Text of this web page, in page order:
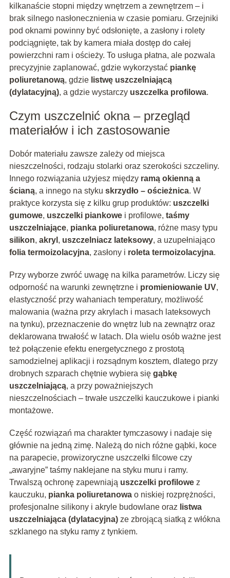
kilkanaście stopni między wnętrzem a zewnętrzem – i
brak silnego nasłonecznienia w czasie pomiaru. Grzejniki
pod oknami powinny być odsłonięte, a zasłony i rolety
podciągnięte, tak by kamera miała dostęp do całej
powierzchni ram i ościeży. To usługa płatna, ale pozwala
precyzyjnie zaplanować, gdzie wykorzystać piankę
poliuretanową, gdzie listwę uszczelniającą
(dylatacyjną), a gdzie wystarczy uszczelka profilowa.
Czym uszczelnić okna – przegląd
materiałów i ich zastosowanie
Dobór materiału zawsze zależy od miejsca
nieszczelności, rodzaju stolarki oraz szerokości szczeliny.
Innego rozwiązania użyjesz między ramą okienną a
ścianą, a innego na styku skrzydło – ościeżnica. W
praktyce korzysta się z kilku grup produktów: uszczelki
gumowe, uszczelki piankowei profilowe, taśmy
uszczelniające, pianka poliuretanowa, różne masy typu
silikon, akryl , uszczelniacz lateksowy, a uzupełniająco
folia termoizolacyjna, zasłony i roleta termoizolacyjna.
Przy wyborze zwróć uwagę na kilka parametrów. Liczy się
odporność na warunki zewnętrzne i promieniowanie UV,
elastyczność przy wahaniach temperatury, możliwość
malowania (ważna przy akrylach i masach lateksowych
na tynku), przeznaczenie do wnętrz lub na zewnątrz oraz
deklarowana trwałość w latach. Dla wielu osób ważne jest
też połączenie efektu energetycznego z prostotą
samodzielnej aplikacji i rozsądnym kosztem, dlatego przy
drobnych szparach chętnie wybiera się gąbkę
uszczelniającą, a przy poważniejszych
nieszczelnościach – trwałe uszczelki kauczukowe i pianki
montażowe.
Część rozwiązań ma charakter tymczasowy i nadaje się
głównie na jedną zimę. Należą do nich różne gąbki, koce
na parapecie, prowizoryczne uszczelki filcowe czy
„awaryjne” taśmy naklejane na styku muru i ramy.
Trwalszą ochronę zapewniają uszczelki profilowez
kauczuku, pianka poliuretanowao niskiej rozprężności,
profesjonalne silikony i akryle budowlane oraz listwa
uszczelniająca (dylatacyjna)ze zbrojącą siatką z włókna
szklanego na styku ramy z tynkiem.